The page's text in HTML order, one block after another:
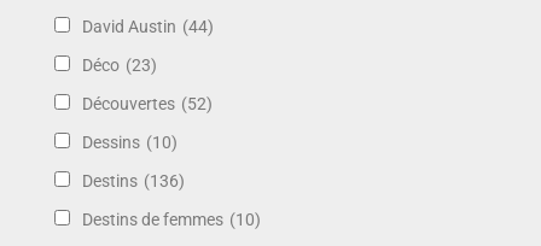
David Austin (44)
Déco (23)
Découvertes (52)
Dessins (10)
Destins (136)
Destins de femmes (10)